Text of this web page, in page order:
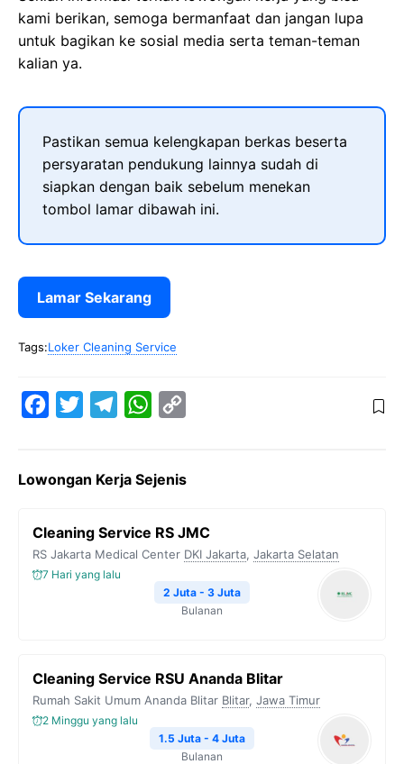
kami berikan, semoga bermanfaat dan jangan lupa
untuk bagikan ke sosial media serta teman-teman
kalian ya.
Pastikan semua kelengkapan berkas beserta
persyaratan pendukung lainnya sudah di
siapkan dengan baik sebelum menekan
tombol lamar dibawah ini.
Lamar Sekarang
Tags:Loker Cleaning Service
e
o
o
t
e
e
r
W
t
A
y
i
n
k
Lowongan Kerja Sejenis
Cleaning Service RS JMC
RS Jakarta Medical Center DKI Jakarta, Jakarta Selatan
7 Hari yang lalu
2 Juta - 3 Juta
Bulanan
Cleaning Service RSU Ananda Blitar
Rumah Sakit Umum Ananda Blitar Blitar, Jawa Timur
2 Minggu yang lalu
1.5 Juta - 4 Juta
Bulanan